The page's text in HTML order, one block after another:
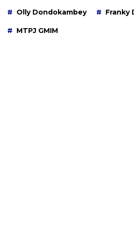
Olly Dondokambey Franky
MTPJ GMIM